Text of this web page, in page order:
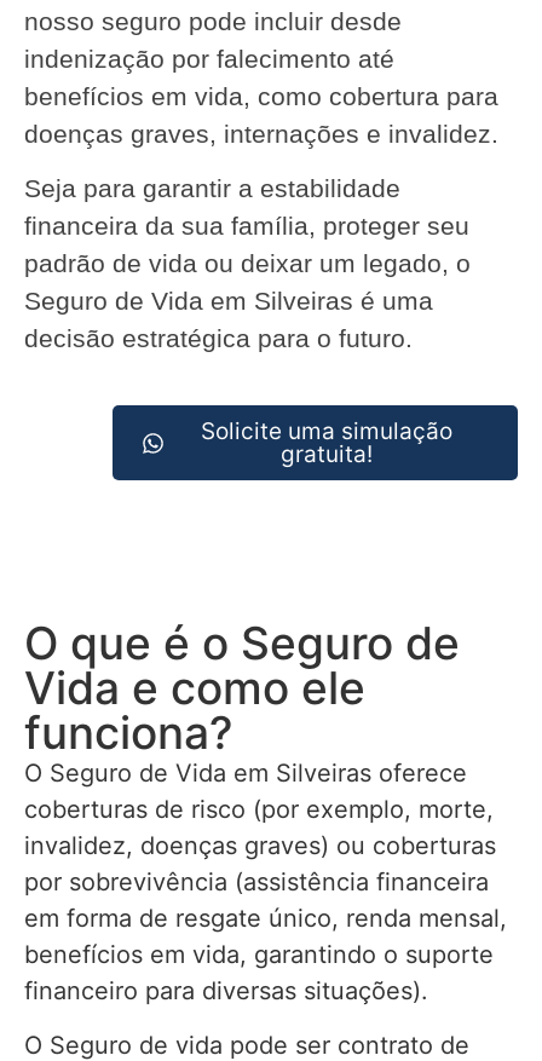
nosso seguro pode incluir desde
indenização por falecimento até
benefícios em vida, como cobertura para
doenças graves, internações e invalidez.
Seja para garantir a estabilidade
financeira da sua família, proteger seu
padrão de vida ou deixar um legado, o
Seguro de Vida em Silveiras é uma
decisão estratégica para o futuro.
Solicite uma simulação
gratuita!
O que é o Seguro de
Vida e como ele
funciona?
O Seguro de Vida em Silveiras oferece
coberturas de risco (por exemplo, morte,
invalidez, doenças graves) ou coberturas
por sobrevivência (assistência financeira
em forma de resgate único, renda mensal,
benefícios em vida, garantindo o suporte
financeiro para diversas situações).
O Seguro de vida pode ser contrato de